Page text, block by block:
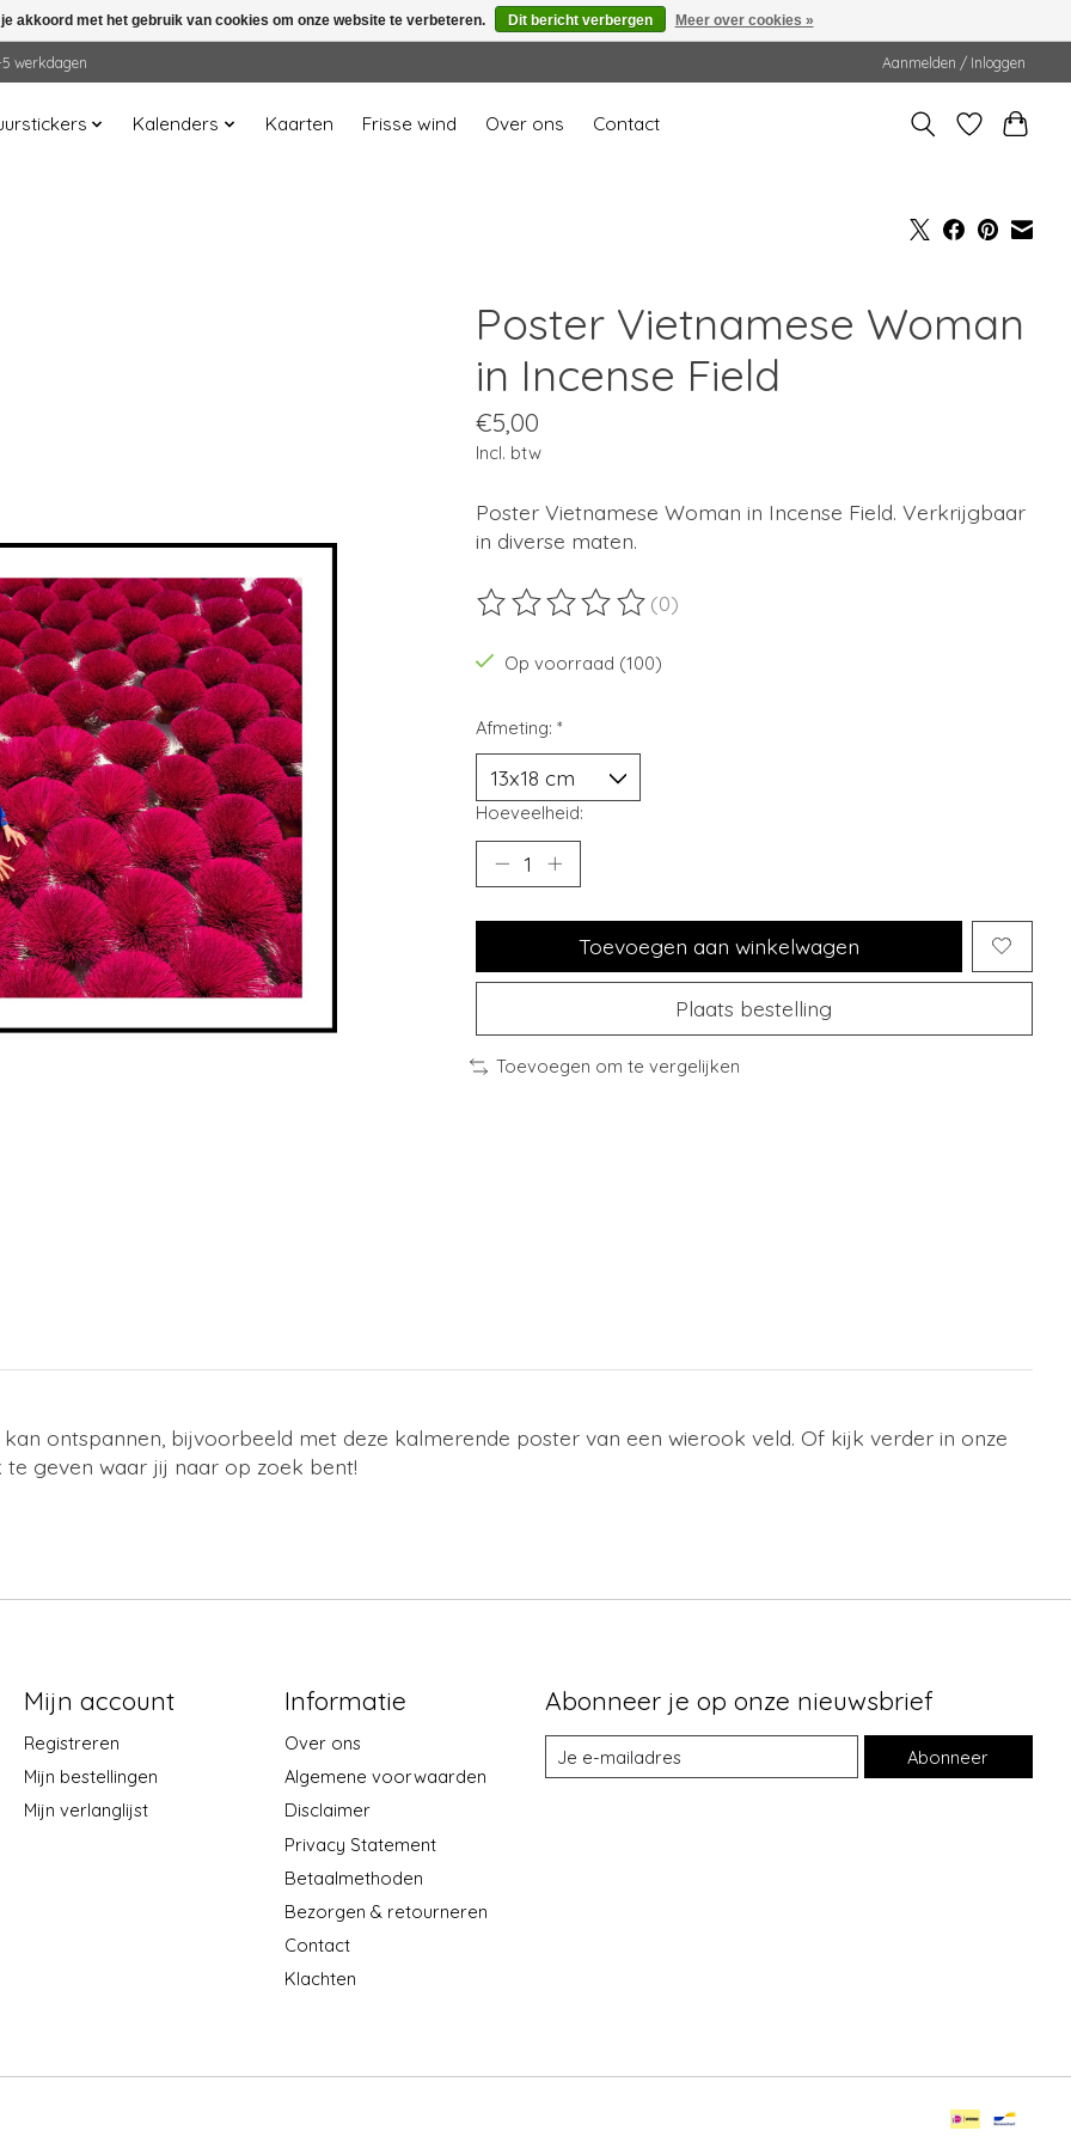
werkdagen Aanmelden / Inloggen
Kalenders Kaarten Frisse wind Over ons Contact
Poster Vietnamese Woman
in Incense Field
€5,00
Incl. btw
Poster Vietnamese Woman in Incense Field. Verkrijgbaar
in diverse maten.
De beoordeling van dit product is
(0)
Op voorraad (100)
Afmeting: *
Hoeveelheid:
Toevoegen aan winkelwagen
Plaats bestelling
Toevoegen om te vergelijken
ontspannen, bijvoorbeeld met deze kalmerende poster van een wierook veld. Of kijk verder in onze
geven waar jij naar op zoek bent!
Mijn account
Registreren
Mijn bestellingen
Mijn verlanglijst
Informatie
Over ons
Algemene voorwaarden
Disclaimer
Privacy Statement
Betaalmethoden
Bezorgen & retourneren
Contact
Klachten
Abonneer je op onze nieuwsbrief
Abonneer
akkoord met het gebruik van cookies om onze website te verbeteren. Dit bericht verbergen Meer over cookies »